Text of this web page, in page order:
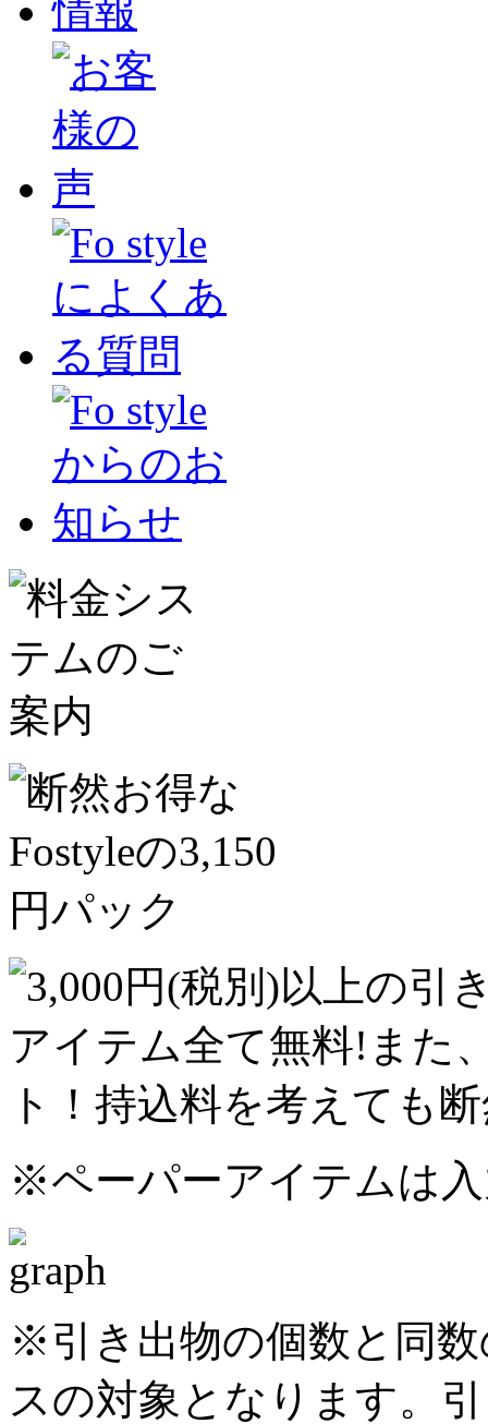
※ペーパーアイテムは
※引き出物の個数と同
スの対象となります。